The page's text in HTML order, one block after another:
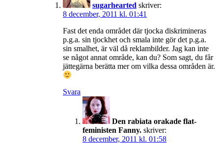
sugarhearted skriver:
8 december, 2011 kl. 01:41
Fast det enda området där tjocka diskrimineras
p.g.a. sin tjockhet och smala inte gör det p.g.a.
sin smalhet, är väl då reklambilder. Jag kan inte
se något annat område, kan du? Som sagt, du får
jättegärna berätta mer om vilka dessa områden är.
Svara
Den rabiata orakade flat-
feministen Fanny. skriver:
8 december, 2011 kl. 01:58